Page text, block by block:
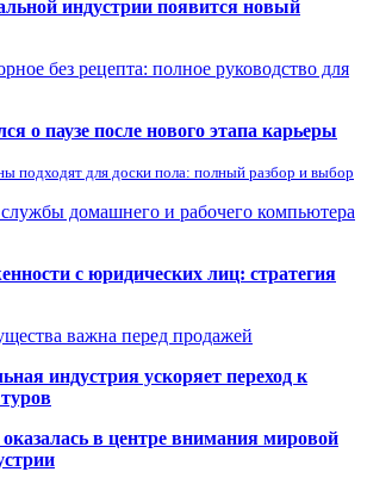
индустрии появится новый
без рецепта: полное руководство для
о паузе после нового этапа карьеры
подходят для доски пола: полный разбор и выбор
домашнего и рабочего компьютера
с юридических лиц: стратегия
важна перед продажей
индустрия ускоряет переход к
в центре внимания мировой